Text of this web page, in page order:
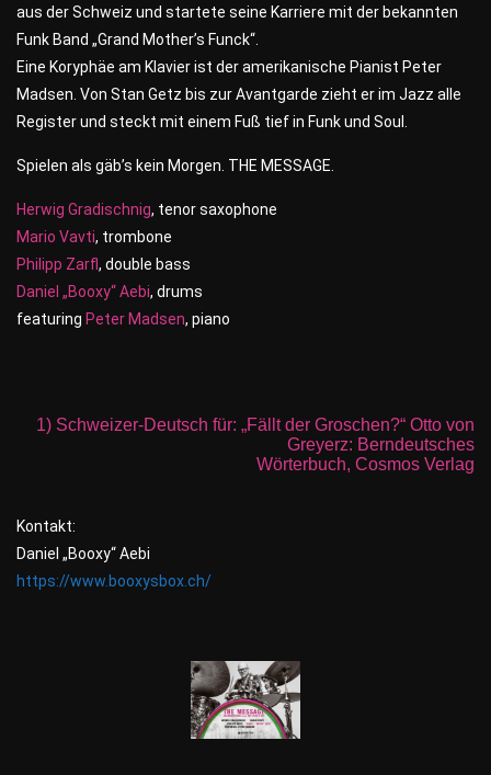
aus der Schweiz und startete seine Karriere mit der bekannten
Funk Band „Grand Mother’s Funck“.
Eine Koryphäe am Klavier ist der amerikanische Pianist Peter
Madsen. Von Stan Getz bis zur Avantgarde zieht er im Jazz alle
Register und steckt mit einem Fuß tief in Funk und Soul.
Spielen als gäb’s kein Morgen. THE MESSAGE.
Herwig Gradischnig, tenor saxophone
Mario Vavti, trombone
Philipp Zarfl, double bass
Daniel „Booxy“ Aebi, drums
featuring Peter Madsen, piano
1) Schweizer-Deutsch für: „Fällt der Groschen?“ Otto von
Greyerz: Berndeutsches
Wörterbuch, Cosmos Verlag
Kontakt:
Daniel „Booxy“ Aebi
https://www.booxysbox.ch/